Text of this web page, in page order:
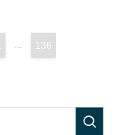
... 136